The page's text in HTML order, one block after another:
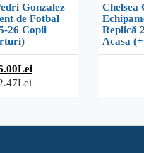
Gonzalez
de Fotbal
26 Copii
Chelsea
Replică
Acasa